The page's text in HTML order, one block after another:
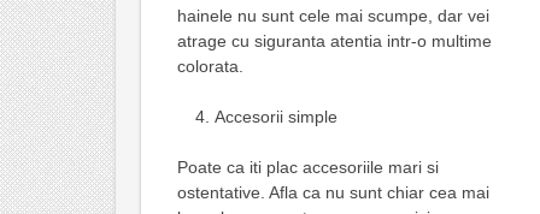
hainele nu sunt cele mai scumpe, dar vei
atrage cu siguranta atentia intr-o multime
colorata.
Accesorii simple
Poate ca iti plac accesoriile mari si
ostentative. Afla ca nu sunt chiar cea mai